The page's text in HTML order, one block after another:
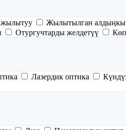
жылытуу Жылытылган алдыңкы
Отургучтарды желдетүү
Лазердик оптика